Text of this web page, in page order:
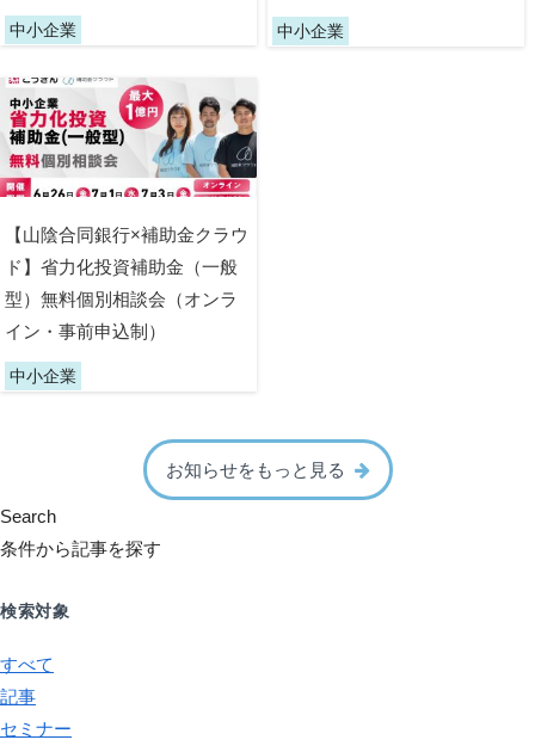
中小企業 中小企業
【山陰合同銀行×補助金クラウ
ド】省力化投資補助金（一般
型）無料個別相談会（オンラ
イン・事前申込制）
中小企業
お知らせをもっと見る
Search
条件から記事を探す
検索対象
すべて
記事
セミナー